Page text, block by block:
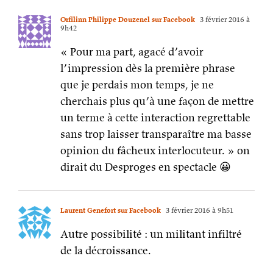
Orfilinn Philippe Douzenel sur Facebook 3 février 2016 à
9h42
« Pour ma part, agacé d’avoir
l’impression dès la première phrase
que je perdais mon temps, je ne
cherchais plus qu’à une façon de mettre
un terme à cette interaction regrettable
sans trop laisser transparaître ma basse
opinion du fâcheux interlocuteur. » on
dirait du Desproges en spectacle 😀
Laurent Genefort sur Facebook 3 février 2016 à 9h51
Autre possibilité : un militant infiltré
de la décroissance.